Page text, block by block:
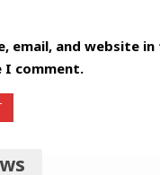
email, and website
I comment.